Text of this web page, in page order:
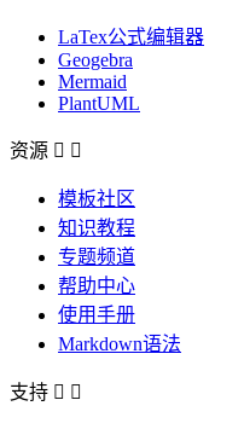
LaTex公式编辑器
Geogebra
Mermaid
PlantUML
资源  
模板社区
知识教程
专题频道
帮助中心
使用手册
Markdown语法
支持  